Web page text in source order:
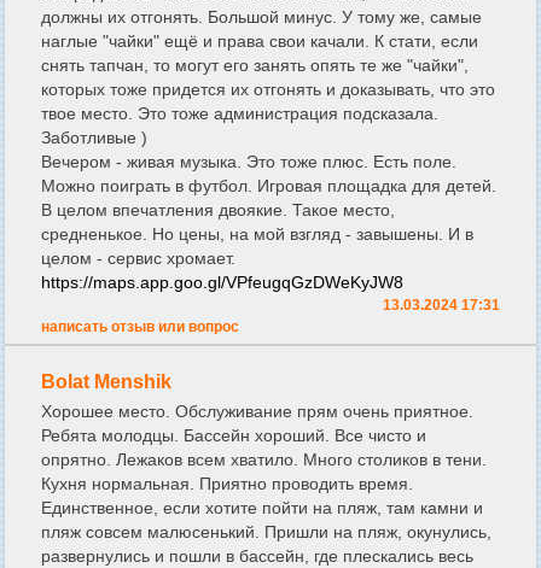
должны их отгонять. Большой минус. У тому же, самые
наглые "чайки" ещё и права свои качали. К стати, если
снять тапчан, то могут его занять опять те же "чайки",
которых тоже придется их отгонять и доказывать, что это
твое место. Это тоже администрация подсказала.
Заботливые )
Вечером - живая музыка. Это тоже плюс. Есть поле.
Можно поиграть в футбол. Игровая площадка для детей.
В целом впечатления двоякие. Такое место,
средненькое. Но цены, на мой взгляд - завышены. И в
целом - сервис хромает.
https://maps.app.goo.gl/VPfeugqGzDWeKyJW8
13.03.2024 17:31
написать отзыв или вопрос
Bolat Menshik
Хорошее место. Обслуживание прям очень приятное.
Ребята молодцы. Бассейн хороший. Все чисто и
опрятно. Лежаков всем хватило. Много столиков в тени.
Кухня нормальная. Приятно проводить время.
Единственное, если хотите пойти на пляж, там камни и
пляж совсем малюсенький. Пришли на пляж, окунулись,
развернулись и пошли в бассейн, где плескались весь